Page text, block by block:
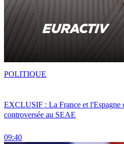
EXCLUSIF : La France et l'Espagne
controversée au SEAE
09:40
POLITIQUE